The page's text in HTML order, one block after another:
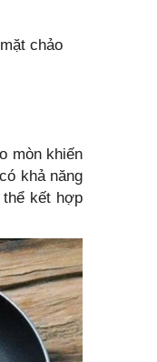
chảo
mòn khiến
khả năng
kết hợp